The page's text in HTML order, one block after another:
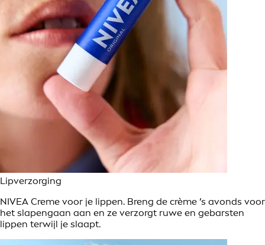
Lipverzorging
NIVEA Creme voor je lippen. Breng de crème ’s avonds voor
het slapengaan aan en ze verzorgt ruwe en gebarsten
lippen terwijl je slaapt.